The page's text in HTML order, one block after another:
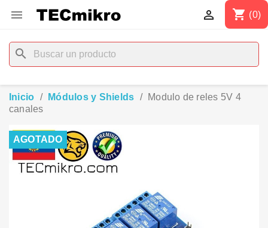
 shopping_cart (0)

search
Inicio Módulos y Shields
Modulo de reles 5V 4
canales
AGOTADO